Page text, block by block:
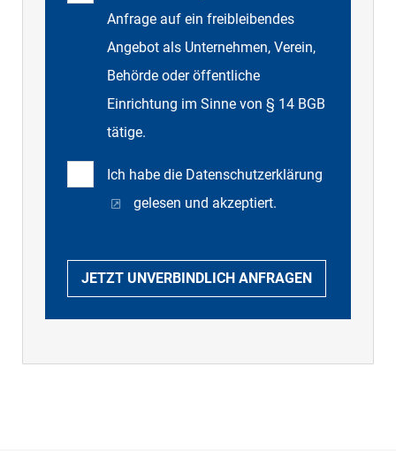
Anfrage auf ein freibleibendes
Angebot als Unternehmen, Verein,
Behörde oder öffentliche
Einrichtung im Sinne von § 14 BGB
tätige.
Ich habe die Datenschutzerklärung
gelesen und akzeptiert.
JETZT UNVERBINDLICH ANFRAGEN